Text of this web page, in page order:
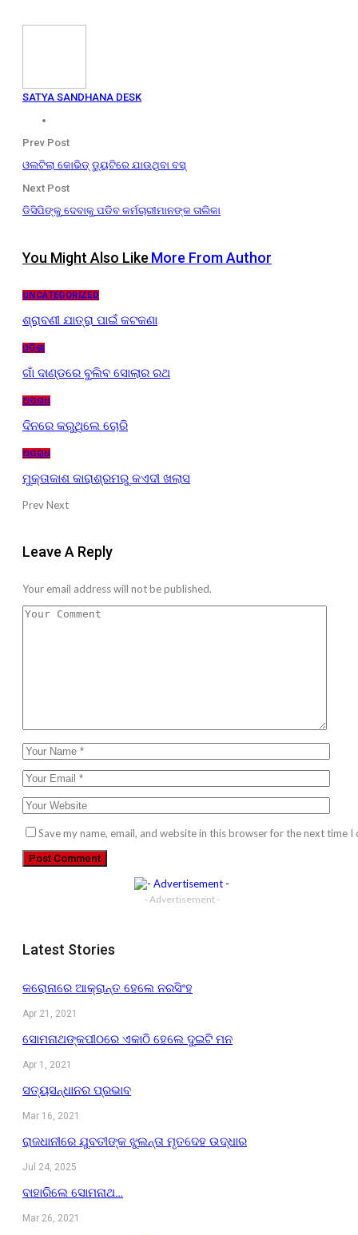
SATYA SANDHANA DESK
Prev Post
ଓଲଟିଲା କୋଭିଡ୍ ଡ୍ୟୁଟିରେ ଯାଉଥିବା ବସ୍
Next Post
ଡିସିପିଙ୍କୁ ଦେବାକୁ ପଡିବ କର୍ମଚାରୀମାନଙ୍କ ତାଲିକା
You Might Also Like More From Author
UNCATEGORIZED
ଶ୍ରାବଣୀ ଯାତ୍ରା ପାଇଁ କଟକଣା
ଓଡ଼ିଶା
ଗାଁ ଦାଣ୍ଡରେ ବୁଲିବ ସୋଲାର ରଥ
ଅପରାଧ
ଦିନରେ କରୁଥିଲେ ଚୋରି
ଅପରାଧ
ମୁକ୍ତାକାଶ କାରାଶ୍ରମରୁ କଏଦୀ ଖଲାସ
PrevNext
Leave A Reply
Your email address will not be published.
Save my name, email, and website in this browser for the next time I
- Advertisement -
Latest Stories
କରୋନାରେ ଆକ୍ରାନ୍ତ ହେଲେ ନରସିଂହ
Apr 21, 2021
ସୋମନାଥଙ୍କପୀଠରେ ଏକାଠି ହେଲେ ଦୁଇଟି ମନ
Apr 1, 2021
ସତ୍ୟସନ୍ଧାନର ପ୍ରଭାବ
Mar 16, 2021
ରାଜଧାନୀରେ ଯୁବତୀଙ୍କ ଝୁଲନ୍ତା ମୃତଦେହ ଉଦ୍ଧାର
Jul 24, 2025
ବାହାରିଲେ ସୋମନାଥ…
Mar 26, 2021